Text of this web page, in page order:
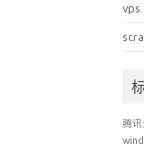
vps
腾